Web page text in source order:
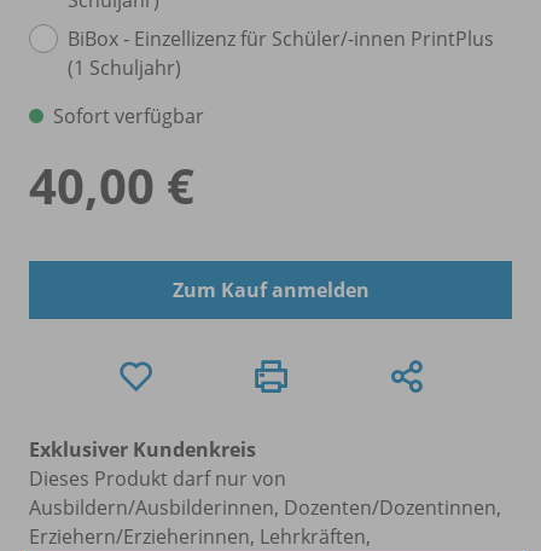
BiBox - Einzellizenz für Schüler/-innen PrintPlus
(1 Schuljahr)
Sofort verfügbar
40,00 €
Zum Kauf anmelden
Exklusiver Kundenkreis
Dieses Produkt darf nur von
Ausbildern/Ausbilderinnen, Dozenten/Dozentinnen,
Erziehern/Erzieherinnen, Lehrkräften,